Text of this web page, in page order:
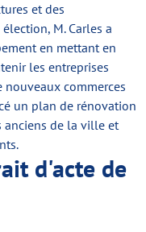
et des
M. Carles a
en mettant en
les entreprises
commerces
un plan de rénovation
anciens de la ville et
d'acte de